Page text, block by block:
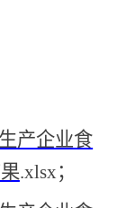
产企业食
.xlsx；